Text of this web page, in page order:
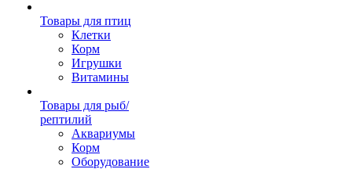
Товары для птиц
Клетки
Корм
Игрушки
Витамины
Товары для рыб/
рептилий
Аквариумы
Корм
Оборудование